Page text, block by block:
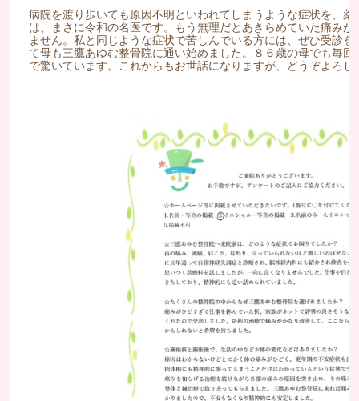
病院を渡り歩いても原因不明といわれてしまうような症状を、
は、まさに令和の名医です。もう無理だとあきらめていた痛み
ません。私と同じような症状で苦しんでいる方には、ぜひ受診
て母も三鷹あゆむ整骨院に通い始めました。８６歳の母でも毎
で驚いています。これからもお世話になりますが、どうぞよろし